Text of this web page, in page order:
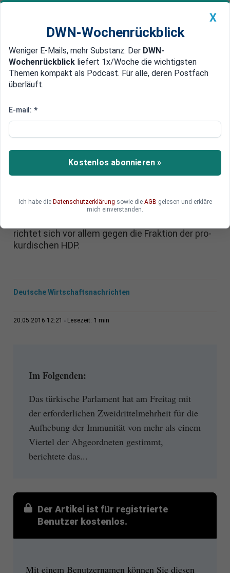
Newsticker MEIN DWN: Geldanlage Premium
Edelmetalle DWN-Magazin China
Schlag gegen HDP
Gegen Opposition: Türkisches
Parlament hebt Schutz für
Abgeordnete auf
Das türkische Parlament hat am Freitag für die
Viertel der Abgeordneten gestimmt. Für den
Vorstoß der islamisch-konservativen AKP
richtet sich vor allem gegen die Fraktion der pro-
kurdischen HDP.
Deutsche Wirtschaftsnachrichten
20.05.2016 12:21 Lesezeit: 1 min
Im Folgenden:
Das türkische Parlament hat am Freitag mit
der erforderlichen Zweidrittelmehrheit für die
Aufhebung der Immunität von mehr als einem
Viertel der Abgeordneten gestimmt,
berichtete das...
Der Artikel ist für registrierte
Benutzer kostenlos.
Mit einem Benutzernamen können Sie diesen
X
DWN-Wochenrückblick
Weniger E-Mails, mehr Substanz: Der DWN-
Wochenrückblick liefert 1x/Woche die wichtigsten
Themen kompakt als Podcast. Für alle, deren Postfach
überläuft.
E-mail: *
Kostenlos abonnieren »
Ich habe die Datenschutzerklärung sowie die AGB gelesen und erkläre
mich einverstanden.